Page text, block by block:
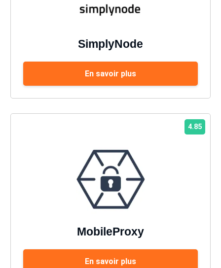
SimplyNode
En savoir plus
4.85
MobileProxy
En savoir plus